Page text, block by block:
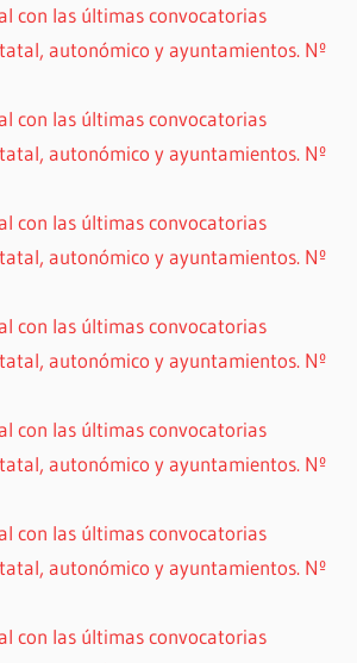
con las últimas convocatorias
autonómico y ayuntamientos. Nº
con las últimas convocatorias
autonómico y ayuntamientos. Nº
con las últimas convocatorias
autonómico y ayuntamientos. Nº
con las últimas convocatorias
autonómico y ayuntamientos. Nº
con las últimas convocatorias
autonómico y ayuntamientos. Nº
con las últimas convocatorias
autonómico y ayuntamientos. Nº
con las últimas convocatorias